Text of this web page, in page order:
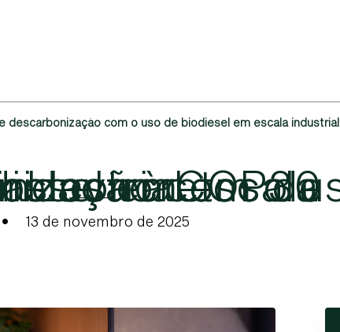
descarbonização com o uso de biodiesel em escala industrial
leva à COP30 exemplos concretos de descarbonização com o uso de biodiesel em escala industrial
• 13 de novembro de 2025